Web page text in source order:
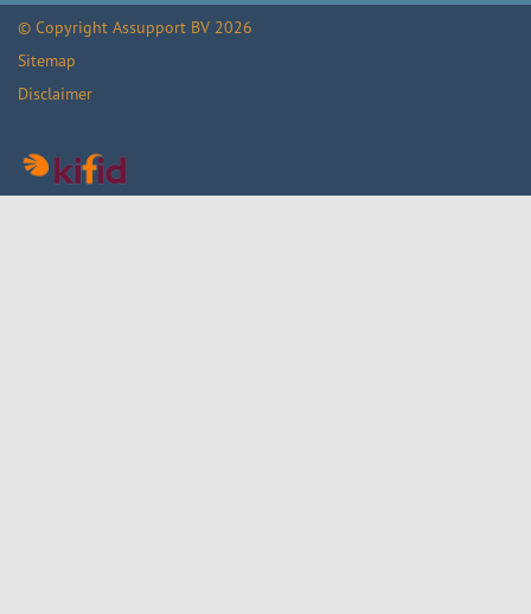
© Copyright Assupport BV 2026
Sitemap
Disclaimer